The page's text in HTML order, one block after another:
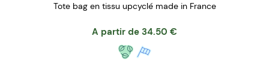
Tote bag en tissu upcyclé made in France
A partir de 34.50 €